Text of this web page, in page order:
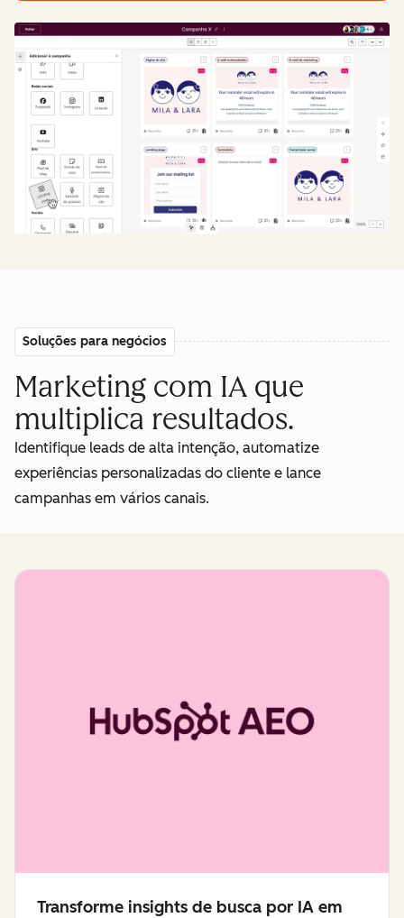
Soluções para negócios
Marketing com IA que
multiplica resultados.
Identifique leads de alta intenção, automatize
experiências personalizadas do cliente e lance
campanhas em vários canais.
Transforme insights de busca por IA em